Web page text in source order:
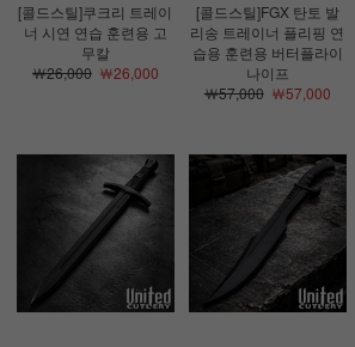
[콜드스틸]쿠크리 트레이
너 시연 연습 훈련용 고
무칼
￦26,000￦26,000
[콜드스틸]FGX 탄토 발
리송 트레이너 플리핑 연
습용 훈련용 버터플라이
나이프
￦57,000￦57,000